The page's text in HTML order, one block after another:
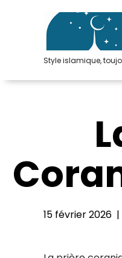
Style islamique,
15 février 2026 |